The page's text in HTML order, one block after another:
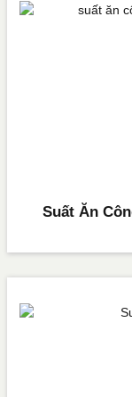
Suất Ăn